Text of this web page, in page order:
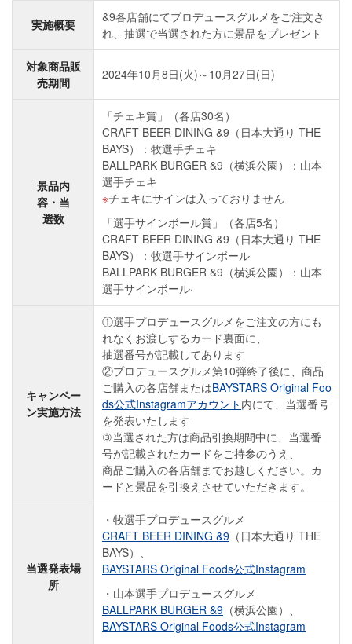
実施概要
&9各店舗にてプロデュースグルメをご注文さ
れ、抽選で当選された方に景品をプレゼント
対象商品販
売期間
2024年10月8日(火)～10月27日(日)
景品内
容・当
選数
「チェキ賞」（各店30名）
CRAFT BEER DINING &9（日本大通り THE
BAYS）：牧選手チェキ
BALLPARK BURGER &9（横浜公園）：山本
選手チェキ
チェキにサインは入っておりません
「選手サインボール賞」（各店5名）
CRAFT BEER DINING &9（日本大通り THE
BAYS）：牧選手サインボール
BALLPARK BURGER &9（横浜公園）：山本
選手サインボール·
キャンペー
ン実施方法
①選手プロデュースグルメをご注文の方にも
れなくお渡しするカード裏面に、
抽選番号が記載してあります
②プロデュースグルメ第10弾終了後に、商品
ご購入の各店舗またはBAYSTARS Original Foo
ds公式Instagramアカウント 内にて、当選番号
を発表いたします
③当選された方は商品引換期間中に、当選番
号が記載されたカードをご持参のうえ、
商品ご購入の各店舗までお越しください。カ
ードと景品を引換えさせていただきます。
当選発表場
所
牧選手プロデュースグルメ
CRAFT BEER DINING &9 （日本大通り THE
BAYS）、
BAYSTARS Original Foods公式Instagram
山本選手プロデュースグルメ
BALLPARK BURGER &9 （横浜公園）、
BAYSTARS Original Foods公式Instagram